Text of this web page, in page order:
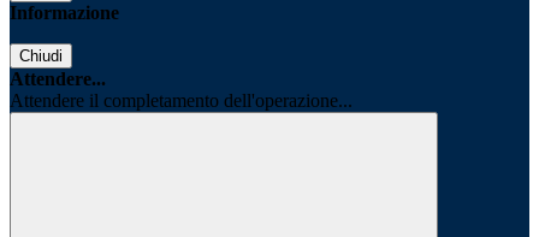
Informazione
Chiudi
Attendere...
Attendere il completamento dell'operazione...